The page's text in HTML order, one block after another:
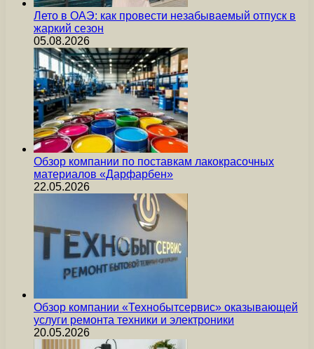
Лето в ОАЭ: как провести незабываемый отпуск в
жаркий сезон
05.08.2026
Обзор компании по поставкам лакокрасочных
материалов «Дарфарбен»
22.05.2026
Обзор компании «Технобытсервис» оказывающей
услуги ремонта техники и электроники
20.05.2026